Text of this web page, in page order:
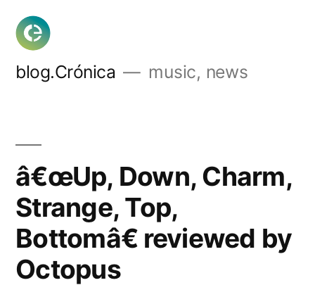
Skip
content
blog.Crónica music, news
â€œUp, Down, Charm,
Strange, Top,
Bottomâ€ reviewed by
Octopus